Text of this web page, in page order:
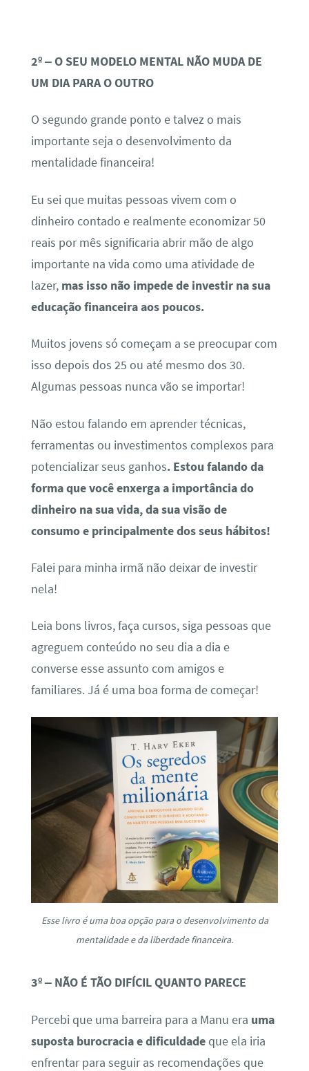
2º – O SEU MODELO MENTAL NÃO MUDA DE
UM DIA PARA O OUTRO
O segundo grande ponto e talvez o mais
importante seja o desenvolvimento da
mentalidade financeira!
Eu sei que muitas pessoas vivem com o
dinheiro contado e realmente economizar 50
reais por mês significaria abrir mão de algo
importante na vida como uma atividade de
lazer, mas isso não impede de investir na sua
educação financeira aos poucos.
Muitos jovens só começam a se preocupar com
isso depois dos 25 ou até mesmo dos 30.
Algumas pessoas nunca vão se importar!
Não estou falando em aprender técnicas,
ferramentas ou investimentos complexos para
potencializar seus ganhos. Estou falando da
forma que você enxerga a importância do
dinheiro na sua vida, da sua visão de
consumo e principalmente dos seus hábitos!
Falei para minha irmã não deixar de investir
nela!
Leia bons livros, faça cursos, siga pessoas que
agreguem conteúdo no seu dia a dia e
converse esse assunto com amigos e
familiares. Já é uma boa forma de começar!
Esse livro é uma boa opção para o desenvolvimento da
mentalidade e da liberdade financeira.
3º–NÃO É TÃO DIFÍCIL QUANTO PARECE
Percebi que uma barreira para a Manu era uma
suposta burocracia e dificuldadeque ela iria
enfrentar para seguir as recomendações que